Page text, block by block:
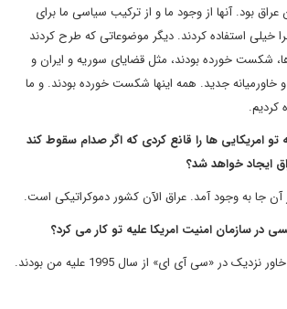
بود. آنها از وجود ما و از ترکیب سیاسی ما برای
خیلی استفاده کردند. دیگر موضوعاتی که طرح کردند
شکست خورده بودند، مثل قضایای سوریه و ایران و
خاورمیانه جدید. همه اینها شکست خورده بودند. و ما
کردیم.
امریکایی ها را قانع کردی که اگر صدام سقوط کند
ایجاد خواهد شد؟
جا به وجود آمد. عراق الآن کشور دموکراتیکی است.
در سازمان امنیت امریکا علیه تو کار می کرد؟
خیلی ها. مقامات اداره خاور نزدیک در «سی آی ای» از سال 1995 علیه من بودند.